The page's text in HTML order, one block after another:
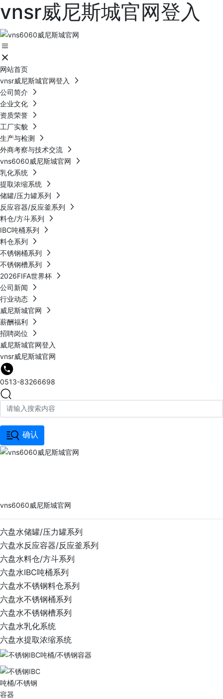
vnsr威尼斯城官网登入
网站首页
vnsr威尼斯城官网登入
公司简介
企业文化
资质荣誉
工厂实貌
生产与检测
外商考察与技术交流
vns6060威尼斯城官网
乳化系统
提取浓缩系统
储罐/压力罐系列
反应容器/反应釜系列
料仓/方斗系列
IBC吨桶系列
料仓系列
不锈钢桶系列
不锈钢槽系列
2026FIFA世界杯
公司新闻
行业动态
威尼斯城官网
薪酬福利
招聘岗位
威尼斯城官网登入
vnsr威尼斯城官网
0513-83266698
确认
vns6060威尼斯城官网
六盘水储罐/压力罐系列
六盘水反应容器/反应釜系列
六盘水料仓/方斗系列
六盘水IBC吨桶系列
六盘水不锈钢料仓系列
六盘水不锈钢桶系列
六盘水不锈钢槽系列
六盘水乳化系统
六盘水提取浓缩系统